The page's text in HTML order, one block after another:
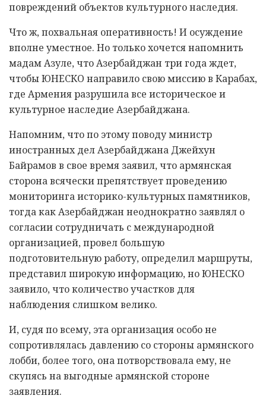
повреждений объектов культурного наследия.
Что ж, похвальная оперативность! И осуждение
вполне уместное. Но только хочется напомнить
мадам Азуле, что Азербайджан три года ждет,
чтобы ЮНЕСКО направило свою миссию в Карабах,
где Армения разрушила все историческое и
культурное наследие Азербайджана.
Напомним, что по этому поводу министр
иностранных дел Азербайджана Джейхун
Байрамов в свое время заявил, что армянская
сторона всячески препятствует проведению
мониторинга историко-культурных памятников,
тогда как Азербайджан неоднократно заявлял о
согласии сотрудничать с международной
организацией, провел большую
подготовительную работу, определил маршруты,
представил широкую информацию, но ЮНЕСКО
заявило, что количество участков для
наблюдения слишком велико.
И, судя по всему, эта организация особо не
сопротивлялась давлению со стороны армянского
лобби, более того, она потворствовала ему, не
скупясь на выгодные армянской стороне
заявления.